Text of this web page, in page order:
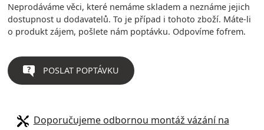
Neprodáváme věci, které nemáme skladem a neznáme jejich
dostupnost u dodavatelů. To je případ i tohoto zboží. Máte-li
o produkt zájem, pošlete nám poptávku. Odpovíme fofrem.
POSLAT POPTÁVKU
Doporučujeme odbornou montáž vázání na